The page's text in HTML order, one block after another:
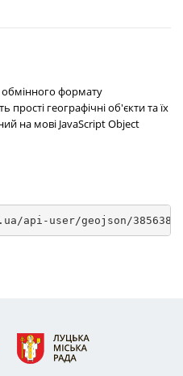
обмінного формату
географічні об'єкти та їх
на мові JavaScript Object
api-user/geojson/